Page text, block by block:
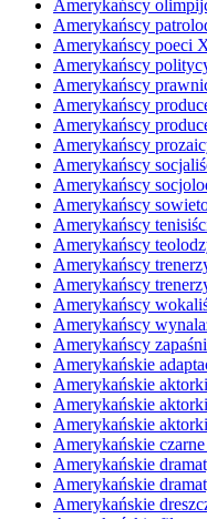
Amerykańscy
Amerykańscy
Amerykańscy poeci
Amerykańscy
Amerykańscy
Amerykańscy
Amerykańscy
Amerykańscy
Amerykańscy
Amerykańscy
Amerykańscy
Amerykańscy
Amerykańscy
Amerykańscy
Amerykańscy
Amerykańscy
Amerykańscy
Amerykańscy
Amerykańskie
Amerykańskie
Amerykańskie
Amerykańskie
Amerykańskie
Amerykańskie
Amerykańskie
Amerykańskie